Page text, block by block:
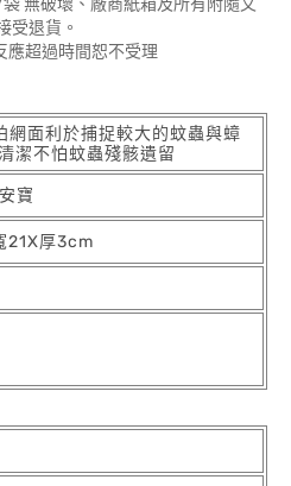
無破壞、廠商紙箱及所有附隨文
受退貨。
應超過時間恕不受理
網面利於捕捉較大的蚊蟲與蟑
潔不怕蚊蟲殘骸遺留
寶
21X厚3cm